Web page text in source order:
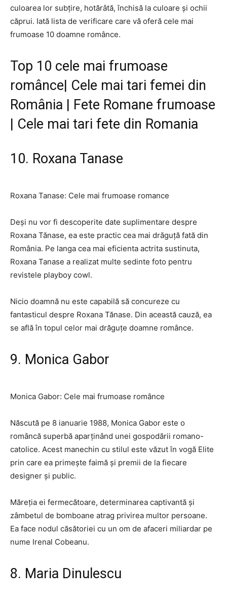
culoarea lor subțire, hotărâtă, închisă la culoare și ochii
căprui. Iată lista de verificare care vă oferă cele mai
frumoase 10 doamne românce.
Top 10 cele mai frumoase
românce| Cele mai tari femei din
România | Fete Romane frumoase
| Cele mai tari fete din Romania
10. Roxana Tanase
Roxana Tanase: Cele mai frumoase romance
Deși nu vor fi descoperite date suplimentare despre
Roxana Tănase, ea este practic cea mai drăguță fată din
România. Pe langa cea mai eficienta actrita sustinuta,
Roxana Tanase a realizat multe sedinte foto pentru
revistele playboy cowl.
Nicio doamnă nu este capabilă să concureze cu
fantasticul despre Roxana Tănase. Din această cauză, ea
se află în topul celor mai drăguțe doamne românce.
9. Monica Gabor
Monica Gabor: Cele mai frumoase românce
Născută pe 8 ianuarie 1988, Monica Gabor este o
româncă superbă aparținând unei gospodării romano-
catolice. Acest manechin cu stilul este văzut în vogă Elite
prin care ea primește faimă și premii de la fiecare
designer și public.
Măreția ei fermecătoare, determinarea captivantă și
zâmbetul de bomboane atrag privirea multor persoane.
Ea face nodul căsătoriei cu un om de afaceri miliardar pe
nume Irenal Cobeanu.
8. Maria Dinulescu